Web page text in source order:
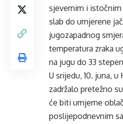
sjevernim i
slab do umjerene
jugozapadnog
temperatura zraka
na jugu do 33
U srijedu, 10. juna,
zadržalo pretežno
će biti umjerne
poslijepodnevnim